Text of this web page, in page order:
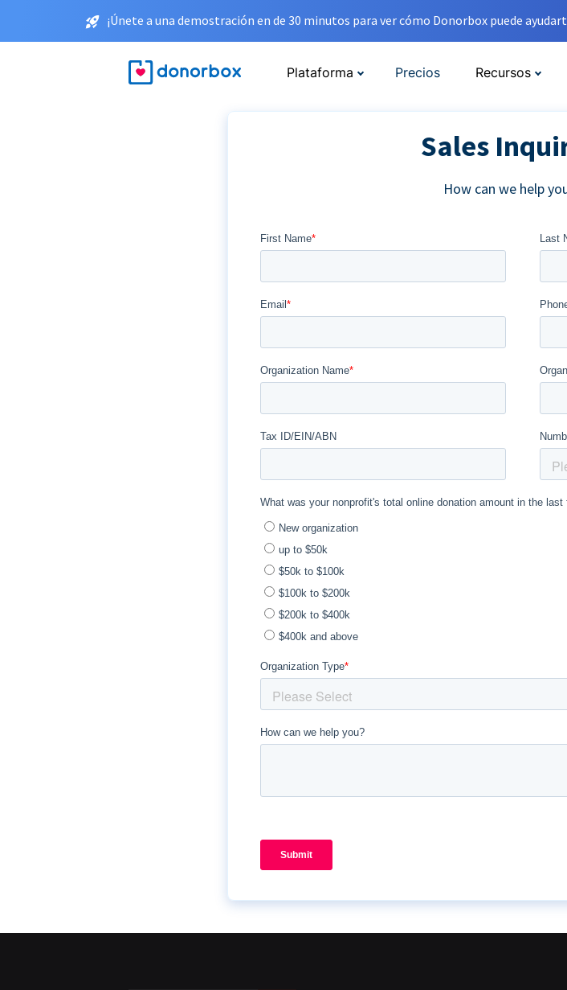
¡Únete a una demostración en de 30 minutos para ver cómo Donorbox puede
Plataforma Precios Recursos
Sales
How can we help